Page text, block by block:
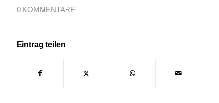
0 KOMMENTARE
Eintrag teilen